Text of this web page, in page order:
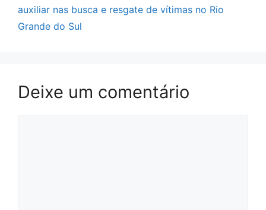
auxiliar nas busca e resgate de vítimas no Rio
Grande do Sul
Deixe um comentário